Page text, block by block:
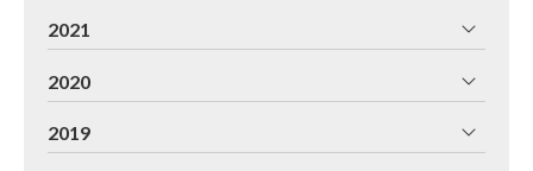
2021
2020
2019